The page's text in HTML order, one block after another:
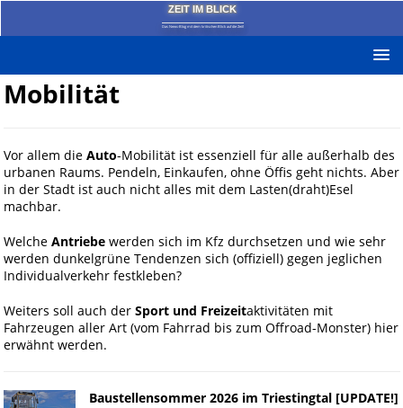
ZEIT IM BLICK
Das News-Blog mit dem kritischen Blick auf die Zeit!
Mobilität
Vor allem die Auto-Mobilität ist essenziell für alle außerhalb des
urbanen Raums. Pendeln, Einkaufen, ohne Öffis geht nichts. Aber
in der Stadt ist auch nicht alles mit dem Lasten(draht)Esel
machbar.
Welche Antriebewerden sich im Kfz durchsetzen und wie sehr
werden dunkelgrüne Tendenzen sich (offiziell) gegen jeglichen
Individualverkehr festkleben?
Weiters soll auch der Sport und Freizeitaktivitäten mit
Fahrzeugen aller Art (vom Fahrrad bis zum Offroad-Monster) hier
erwähnt werden.
Baustellensommer 2026 im Triestingtal [UPDATE!]